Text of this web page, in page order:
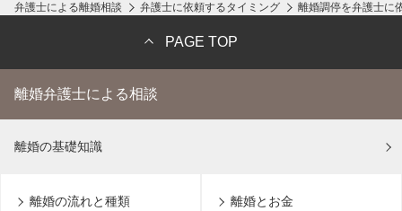
弁護士による離婚相談 弁護士に依頼するタイミング 離婚調停を弁護士に
PAGE TOP
離婚弁護士による相談
離婚の基礎知識
離婚の流れと種類 離婚とお金